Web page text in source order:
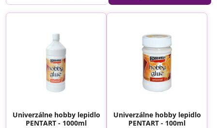
Univerzálne hobby lepidlo
PENTART - 1000ml
Univerzálne hobby lepidlo
PENTART - 100ml